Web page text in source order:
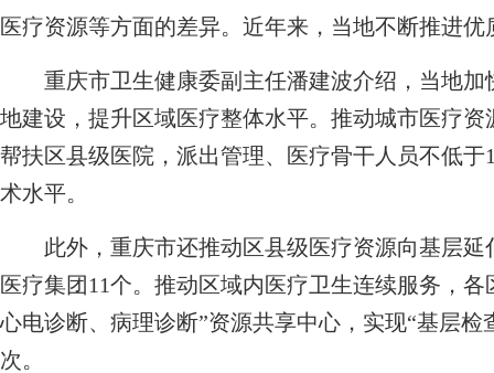
医疗资源等方面的差异。近年来，当地不断推进
重庆市卫生健康委副主任潘建波介绍，当地加
地建设，提升区域医疗整体水平。推动城市医疗
帮扶区县级医院，派出管理、医疗骨干人员不低
术水平。
此外，重庆市还推动区县级医疗资源向基层延
医疗集团11个。推动区域内医疗卫生连续服务，
心电诊断、病理诊断”资源共享中心，实现“基层
次。